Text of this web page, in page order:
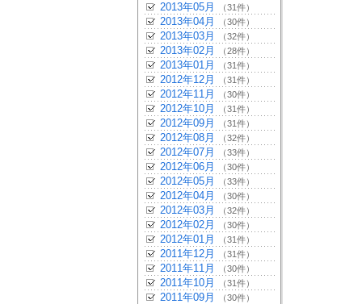
2013年05月 （31件）
2013年04月 （30件）
2013年03月 （32件）
2013年02月 （28件）
2013年01月 （31件）
2012年12月 （31件）
2012年11月 （30件）
2012年10月 （31件）
2012年09月 （31件）
2012年08月 （32件）
2012年07月 （33件）
2012年06月 （30件）
2012年05月 （33件）
2012年04月 （30件）
2012年03月 （32件）
2012年02月 （30件）
2012年01月 （31件）
2011年12月 （31件）
2011年11月 （30件）
2011年10月 （31件）
2011年09月 （30件）